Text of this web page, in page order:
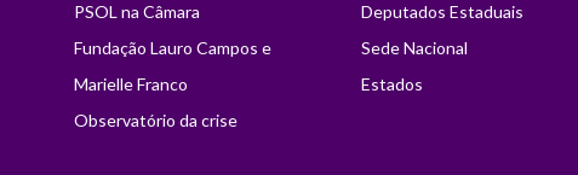
PSOL na Câmara
Fundação Lauro Campos e
Marielle Franco
Observatório da crise
Deputados Estaduais
Sede Nacional
Estados